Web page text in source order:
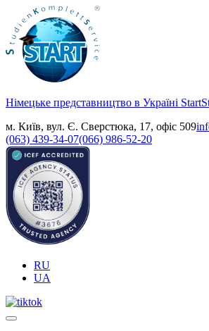
Німецьке представництво в Україні
м. Київ, вул. Є. Сверстюка, 17, офіс 509
(063) 439-34-07(066) 986-52-20
RU
UA